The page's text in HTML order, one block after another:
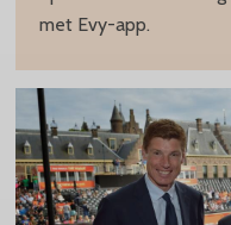
met Evy-app.